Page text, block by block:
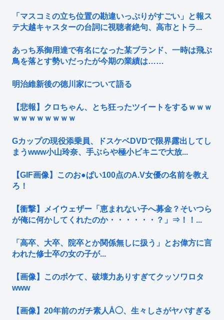
「マスコミの立ち位置の勘違いっぷりがすごい」と報ス
テ大越キャスターの台詞に視聴者絶句、高市とトラ...
あっち系御用達で有名になった某ブランド、一時は飛ぶ
鳥を落とす勢いだったが今期の業績は……
明治維新後の徳川家について語る
【悲報】クロちゃん、とち狂ったツイートをするｗｗｗ
ｗｗｗｗｗｗｗｗ
Gカップの現役添乗員、ドスケベDVDで限界露出してし
まうwww小山玲奈、手ぶらや極小ビキニで大放...
【GIF画像】このお●ぱい100点のA.V女優の名前を教え
ろ！
【衝撃】メイウェザー「恵まれない子へ募金？そいつら
が俺に何かしてくれたのか・・・・・・？」⇒！！...
「高卒、大卒、院卒とか関係無しに扱う」とお偉方に言
われた修士卒の女の子が...
【画像】このボケて、破壊力ありすぎてクッソワロタ
www
【画像】20年前のガチ素人Å◯、生々しさがヤバすぎる